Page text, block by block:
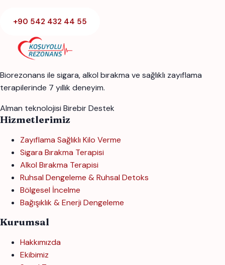
+90 542 432 44 55
Biorezonans ile sigara, alkol bırakma ve sağlıklı zayıflama
terapilerinde 7 yıllık deneyim.
Alman teknolojisi Birebir Destek
Hizmetlerimiz
Zayıflama Sağlıklı Kilo Verme
Sigara Bırakma Terapisi
Alkol Bırakma Terapisi
Ruhsal Dengeleme & Ruhsal Detoks
Bölgesel İncelme
Bağışıklık & Enerji Dengeleme
Kurumsal
Hakkımızda
Ekibimiz